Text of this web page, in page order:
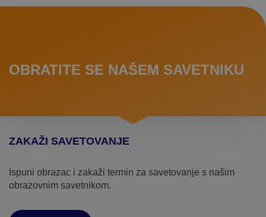
OBRATITE SE NAŠEM SAVETNIKU
ZAKAŽI SAVETOVANJE
Ispuni obrazac i zakaži termin za savetovanje s našim
obrazovnim savetnikom.